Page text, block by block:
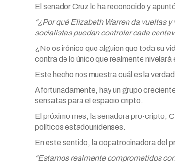
El senador Cruz lo ha reconocido y
“¿Por qué Elizabeth Warren da vueltas
socialistas puedan controlar cada
¿No es irónico que alguien que toda su
contra de lo único que realmente nivelará
Este hecho nos muestra cuál es la
Afortunadamente, hay un grupo
sensatas para el espacio cripto.
El próximo mes, la senadora pro-cripto,
políticos estadounidenses.
En este sentido, la copatrocinadora del
“Estamos realmente comprometidos